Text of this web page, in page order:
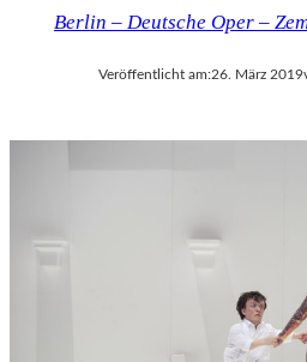
Berlin – Deutsche Oper –
Veröffentlicht am:26. März 2019